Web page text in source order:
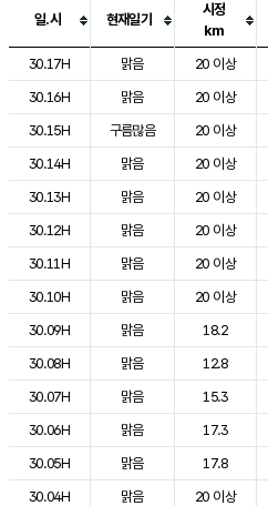
도시별 기상실황표로 지점, 날씨, 기
일.시 현재일기
시정
km
30.17H
맑음 20 이상
30.16H
맑음 20 이상
30.15H
구름많음 20 이상
30.14H
맑음 20 이상
30.13H
맑음 20 이상
30.12H
맑음 20 이상
30.11H
맑음 20 이상
30.10H
맑음 20 이상
30.09H
맑음 18.2
30.08H
맑음 12.8
30.07H
맑음 15.3
30.06H
맑음 17.3
30.05H
맑음 17.8
30.04H
맑음 20 이상